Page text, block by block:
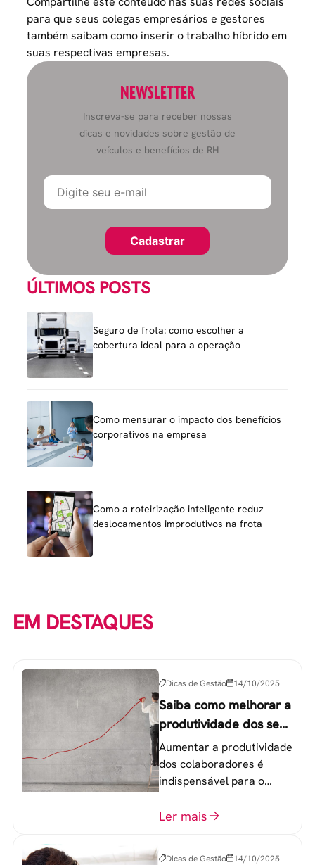
para que seus colegas empresários e gestores
também saibam como inserir o trabalho híbrido em
suas respectivas empresas.
NEWSLETTER
Inscreva-se para receber nossas
dicas e novidades sobre gestão de
veículos e benefícios de RH
ÚLTIMOS POSTS
Seguro de frota: como escolher a
cobertura ideal para a operação
Como mensurar o impacto dos benefícios
corporativos na empresa
Como a roteirização inteligente reduz
deslocamentos improdutivos na frota
EM DESTAQUES
Dicas de Gestão 14/10/2025
Saiba como melhorar a
produtividade dos seus
colaboradores
Aumentar a produtividade
dos colaboradores é
indispensável para o
equipe de trabalho. 6
Ler mais
Dicas de Gestão 14/10/2025